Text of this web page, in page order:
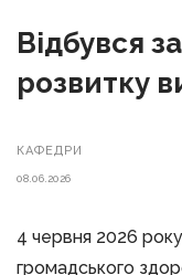
Відбувся
розвитку
КАФЕДРИ
08.06.2026
4 червня 2026
громадського